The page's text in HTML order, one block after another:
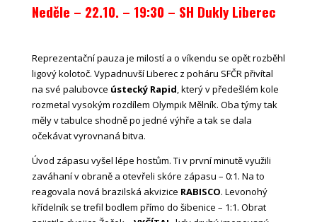
Neděle – 22.10. – 19:30 – SH Dukly Liberec
Reprezentační pauza je milostí a o víkendu se opět rozběhl
ligový kolotoč. Vypadnuvší Liberec z poháru SFČR přivítal
na své palubovce ústecký Rapid, který v předešlém kole
rozmetal vysokým rozdílem Olympik Mělník. Oba týmy tak
měly v tabulce shodně po jedné výhře a tak se dala
očekávat vyrovnaná bitva.
Úvod zápasu vyšel lépe hostům. Ti v první minutě využili
zaváhaní v obraně a otevřeli skóre zápasu – 0:1. Na to
reagovala nová brazilská akvizice RABISCO. Levonohý
křídelník se trefil bodlem přímo do šibenice – 1:1. Obrat